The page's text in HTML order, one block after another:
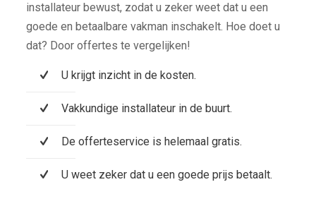
installateur bewust, zodat u zeker weet dat u een
goede en betaalbare vakman inschakelt. Hoe doet u
dat? Door offertes te vergelijken!
U krijgt inzicht in de kosten.
Vakkundige installateur in de buurt.
De offerteservice is helemaal gratis.
U weet zeker dat u een goede prijs betaalt.